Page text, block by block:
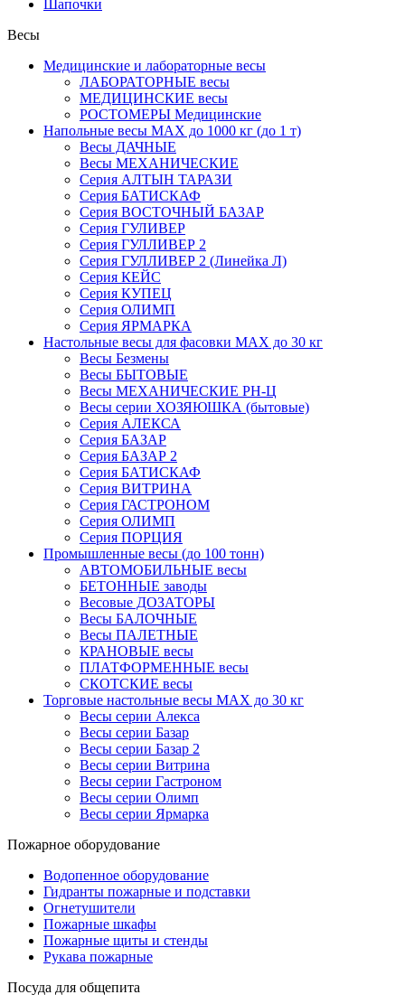
Шапочки
Весы
Медицинские и лабораторные весы
ЛАБОРАТОРНЫЕ весы
МЕДИЦИНСКИЕ весы
РОСТОМЕРЫ Медицинские
Напольные весы MAX до 1000 кг (до 1 т)
Весы ДАЧНЫЕ
Весы МЕХАНИЧЕСКИЕ
Серия АЛТЫН ТАРАЗИ
Серия БАТИСКАФ
Серия ВОСТОЧНЫЙ БАЗАР
Серия ГУЛИВЕР
Серия ГУЛЛИВЕР 2
Серия ГУЛЛИВЕР 2 (Линейка Л)
Серия КЕЙС
Серия КУПЕЦ
Серия ОЛИМП
Серия ЯРМАРКА
Настольные весы для фасовки MAX до 30 кг
Весы Безмены
Весы БЫТОВЫЕ
Весы МЕХАНИЧЕСКИЕ РН-Ц
Весы серии ХОЗЯЮШКА (бытовые)
Серия АЛЕКСА
Серия БАЗАР
Серия БАЗАР 2
Серия БАТИСКАФ
Серия ВИТРИНА
Серия ГАСТРОНОМ
Серия ОЛИМП
Серия ПОРЦИЯ
Промышленные весы (до 100 тонн)
АВТОМОБИЛЬНЫЕ весы
БЕТОННЫЕ заводы
Весовые ДОЗАТОРЫ
Весы БАЛОЧНЫЕ
Весы ПАЛЕТНЫЕ
КРАНОВЫЕ весы
ПЛАТФОРМЕННЫЕ весы
СКОТСКИЕ весы
Торговые настольные весы MAX до 30 кг
Весы серии Алекса
Весы серии Базар
Весы серии Базар 2
Весы серии Витрина
Весы серии Гастроном
Весы серии Олимп
Весы серии Ярмарка
Пожарное оборудование
Водопенное оборудование
Гидранты пожарные и подставки
Огнетушители
Пожарные шкафы
Пожарные щиты и стенды
Рукава пожарные
Посуда для общепита